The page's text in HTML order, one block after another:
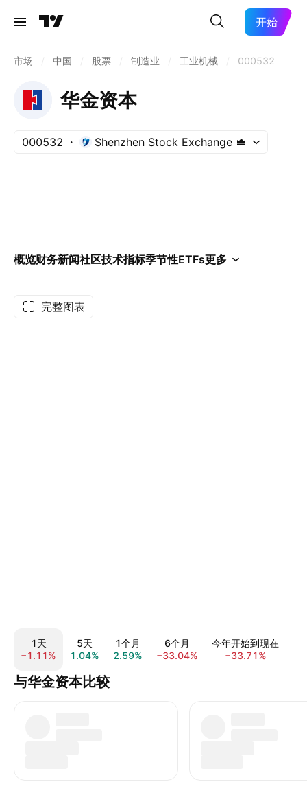
开始
市场 中国 股票 制造业 工业机械 000532
华金资本
000532 Shenzhen Stock Exchange
概览财务新闻社区技术指标季节性ETFs更多
完整图表
1天
−1.11%
5天
1.04%
1个月
2.59%
6个月
−33.04%
今年开始到现在
−33.71%
与华金资本比较